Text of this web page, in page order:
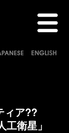
ィア??
衛星」